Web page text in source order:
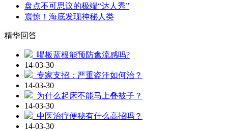
盘点不可思议的极端“达人秀”
震惊！海底发现神秘人类
精华回答
喝板蓝根能预防禽流感吗?
14-03-30
专家支招：严重盗汗如何治？
14-03-30
为什么起床不能马上叠被子？
14-03-30
中医治疗便秘有什么高招吗？
14-03-30